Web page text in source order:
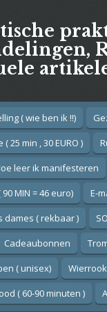
( wie ben ik !!)
25 min , 30 EURO )
leer ik manifesteren
MIN = 46 euro)
E-
dames ( rekbaar )
Cadeaubonnen
( unisex)
Wierrook
( 60-90 minuten )